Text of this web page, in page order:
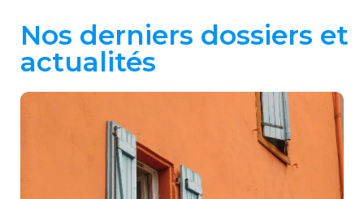
Nos derniers dossiers et
actualités